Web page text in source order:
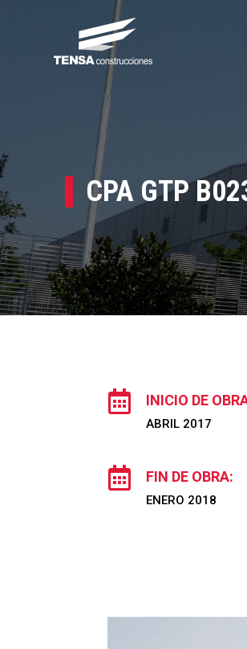
CPA GTP
 INICIO DE
ABRIL 2017
 FIN DE OBRA:
ENERO 2018